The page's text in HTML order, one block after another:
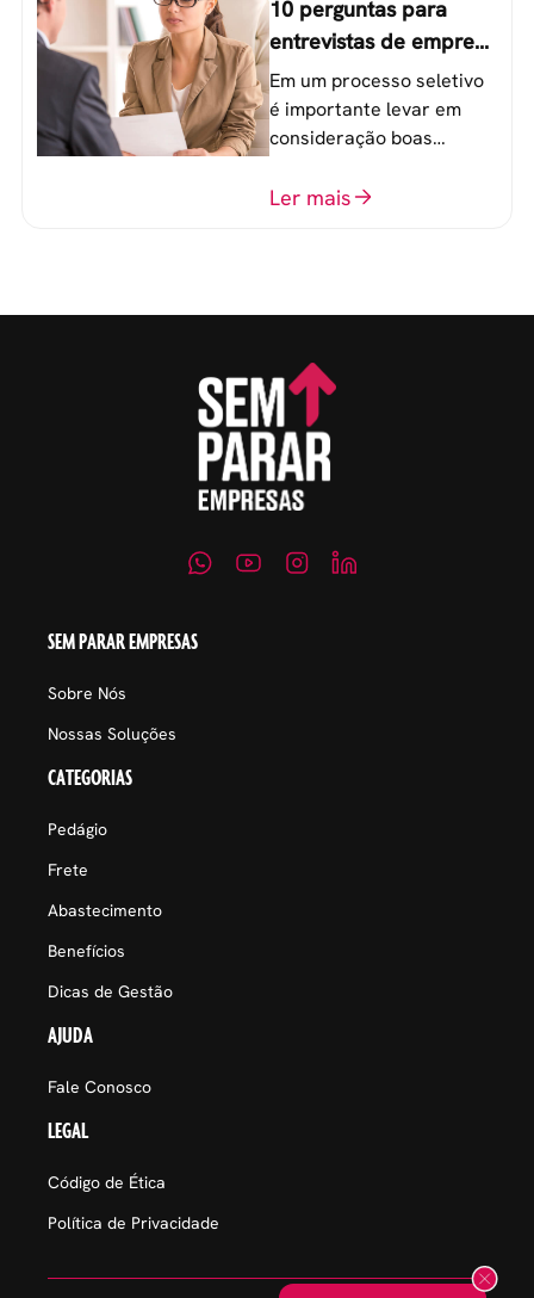
10 perguntas para
entrevistas de emprego
que recrutadores não
devem fazer
Em um processo seletivo
é importante levar em
consideração boas
o perfil do profissional e
Ler mais
SEM PARAR EMPRESAS
Sobre Nós
Nossas Soluções
CATEGORIAS
Pedágio
Frete
Abastecimento
Benefícios
Dicas de Gestão
AJUDA
Fale Conosco
LEGAL
Código de Ética
Política de Privacidade